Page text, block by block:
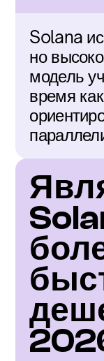
Solana
но
модель
время